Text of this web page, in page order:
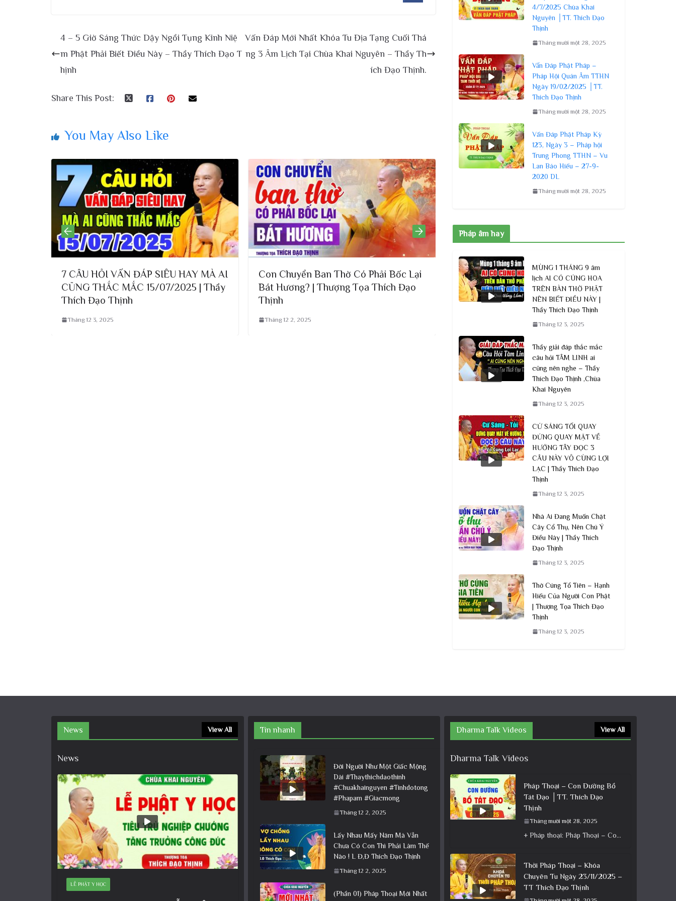
4 – 5 Giờ Sáng Thức Dậy Ngồi Tụng Kinh Niệ
m Phật Phải Biết Điều Này – Thầy Thích Đạo T
hịnh
Vấn Đáp Mới Nhất Khóa Tu Địa Tạng Cuối Thá
ng 3 Âm Lịch Tại Chùa Khai Nguyên – Thầy Th
ích Đạo Thịnh.
Share This Post:
You May Also Like
VẤN ĐÁP SIÊU HAY MÀ AI
MẮC 15/07/2025 | Thầy
Con Chuyển Ban Thờ Có Phải Bốc Lại
Bát Hương? | Thượng Tọa Thích Đạo
Nhất Tâm Hướng Thiện Sẽ Được Chư
Phật Bồ Tát Gia Trì? | Thượng Tọa
Những Đoạn Vấn Đáp
Nhất Trong Kỳ 14 Câu
Tại Vãng Sinh.
4/7/2025 Chùa Khai
Nguyên │TT. Thích Đạo
Thịnh
Tháng mười một 28, 2025
Vấn Đáp Phật Pháp –
Pháp Hội Quán Âm TTHN
Ngày 19/02/2025 │TT.
Thích Đạo Thịnh
Tháng mười một 28, 2025
Vấn Đáp Phật Pháp Kỳ
123, Ngày 3 – Pháp hội
Trung Phong TTHN – Vu
Lan Báo Hiếu – 27-9-
2020 DL
Tháng mười một 28, 2025
Pháp âm hay
MÙNG 1 THÁNG 9 âm
lịch AI CÓ CÚNG HOA
TRÊN BÀN THỜ PHẬT
NÊN BIẾT ĐIỀU NÀY |
Thầy Thích Đạo Thịnh
Tháng 12 3, 2025
Thầy giải đáp thắc mắc
câu hỏi TÂM LINH ai
cũng nên nghe – Thầy
Thích Đạo Thịnh ,Chùa
Khai Nguyên
Tháng 12 3, 2025
CỨ SÁNG TỐI QUAY
ĐỨNG QUAY MẶT VỀ
HƯỚNG TÂY ĐỌC 3
CÂU NÀY VÔ CÙNG LỢI
LẠC | Thầy Thích Đạo
Thịnh
Tháng 12 3, 2025
Nhà Ai Đang Muốn Chặt
Cây Cổ Thụ, Nên Chú Ý
Điều Này | Thầy Thích
Đạo Thịnh
Tháng 12 3, 2025
Thờ Cúng Tổ Tiên – Hạnh
Hiếu Của Người Con Phật
| Thượng Tọa Thích Đạo
Thịnh
Tháng 12 3, 2025
News View All
News
LỄ PHẬT Y HỌC
Tin nhanh
Đời Người Như Một Giấc Mộng
Dài #Thaythichdaothinh
#Chuakhainguyen #Tinhdotong
#Phapam #Giacmong
Tháng 12 2, 2025
Lấy Nhau Mấy Năm Mà Vẫn
Chưa Có Con Thì Phải Làm Thế
Nào ! L Đ,Đ Thích Đạo Thịnh
Tháng 12 2, 2025
(Phần 01) Pháp Thoại Mới Nhất
Dharma Talk Videos View All
Dharma Talk Videos
Pháp Thoại – Con Đường Bồ
Tát Đạo │TT. Thích Đạo
Thịnh
Tháng mười một 28, 2025
+ Pháp thoại: Pháp Thoại – Con Đường Bồ Tát Đạo │TT. Thích Đạo Thịnh + Album: Pháp Thoại +
Thời Pháp Thoại – Khóa
Chuyên Tu Ngày 23/11/2025 –
TT Thích Đạo Thịnh